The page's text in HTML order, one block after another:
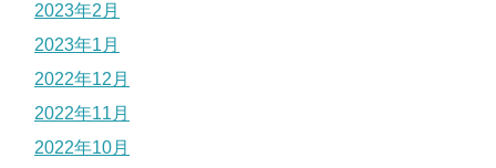
2023年2月
2023年1月
2022年12月
2022年11月
2022年10月